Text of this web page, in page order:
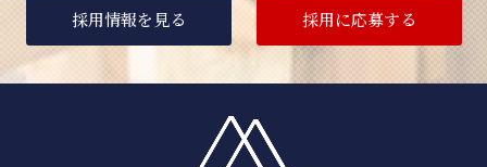
採用情報を見る 採用に応募する